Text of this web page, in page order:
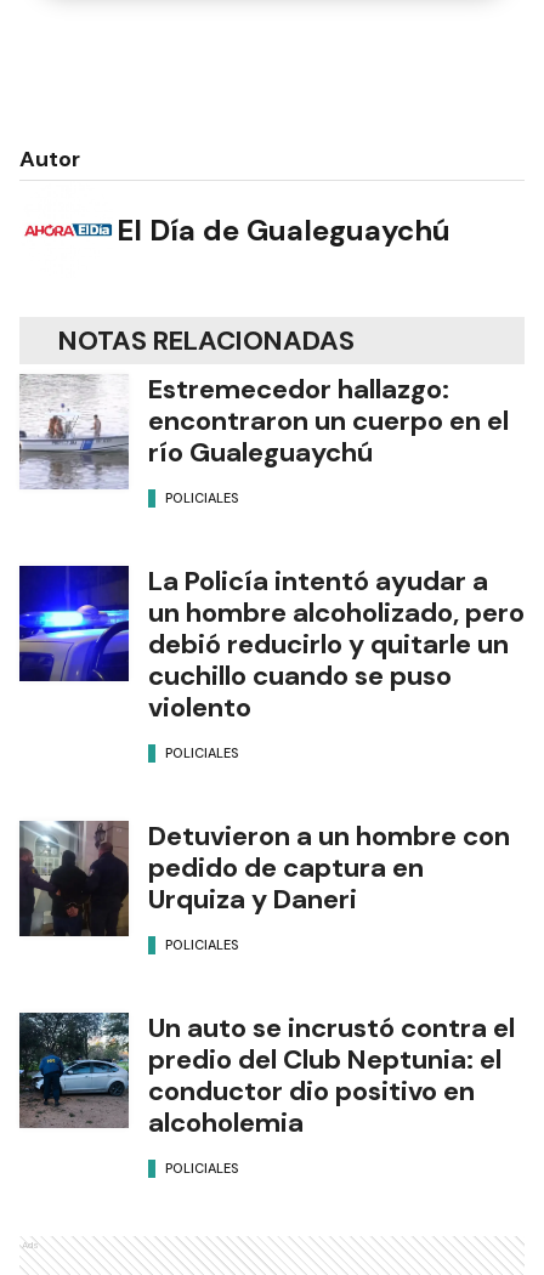
Autor
El Día de Gualeguaychú
NOTAS RELACIONADAS
Estremecedor hallazgo:
encontraron un cuerpo en el
río Gualeguaychú
POLICIALES
La Policía intentó ayudar a
un hombre alcoholizado, pero
debió reducirlo y quitarle un
cuchillo cuando se puso
violento
POLICIALES
Detuvieron a un hombre con
pedido de captura en
Urquiza y Daneri
POLICIALES
Un auto se incrustó contra el
predio del Club Neptunia: el
conductor dio positivo en
alcoholemia
POLICIALES
Ads